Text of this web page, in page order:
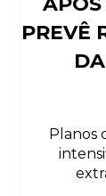
PREVÊ
Planos